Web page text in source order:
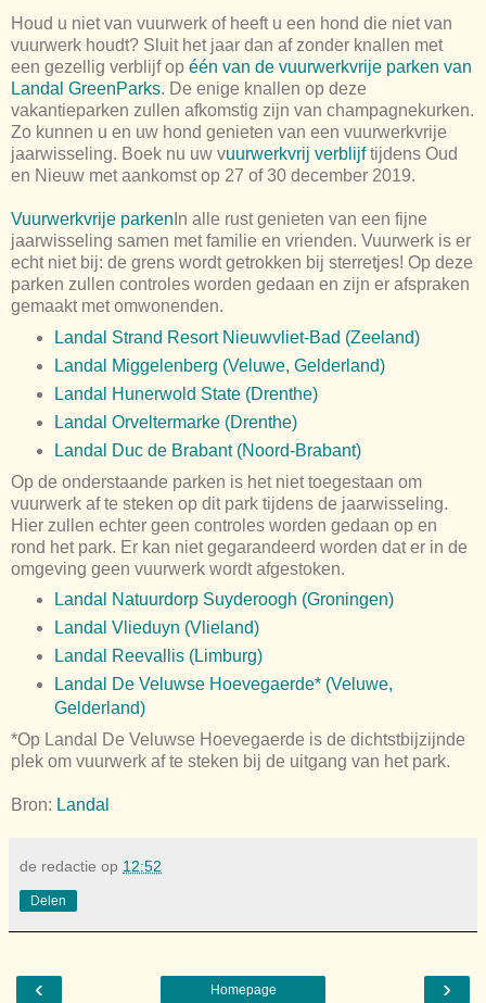
Houd u niet van vuurwerk of heeft u een hond die niet van
vuurwerk houdt? Sluit het jaar dan af zonder knallen met
een gezellig verblijf op één van de vuurwerkvrije parken van
Landal GreenParks. De enige knallen op deze
vakantieparken zullen afkomstig zijn van champagnekurken.
Zo kunnen u en uw hond genieten van een vuurwerkvrije
jaarwisseling. Boek nu uw vuurwerkvrij verblijftijdens Oud
en Nieuw met aankomst op 27 of 30 december 2019.
Vuurwerkvrije parken In alle rust genieten van een fijne
jaarwisseling samen met familie en vrienden. Vuurwerk is er
echt niet bij: de grens wordt getrokken bij sterretjes! Op deze
parken zullen controles worden gedaan en zijn er afspraken
gemaakt met omwonenden.
Landal Strand Resort Nieuwvliet-Bad (Zeeland)
Landal Miggelenberg (Veluwe, Gelderland)
Landal Hunerwold State (Drenthe)
Landal Orveltermarke (Drenthe)
Landal Duc de Brabant (Noord-Brabant)
Op de onderstaande parken is het niet toegestaan om
vuurwerk af te steken op dit park tijdens de jaarwisseling.
Hier zullen echter geen controles worden gedaan op en
rond het park. Er kan niet gegarandeerd worden dat er in de
omgeving geen vuurwerk wordt afgestoken.
Landal Natuurdorp Suyderoogh (Groningen)
Landal Vlieduyn (Vlieland)
Landal Reevallis (Limburg)
Landal De Veluwse Hoevegaerde* (Veluwe,
Gelderland)
*Op Landal De Veluwse Hoevegaerde is de dichtstbijzijnde
plek om vuurwerk af te steken bij de uitgang van het park.
Bron: Landal
de redactie op 12:52
Delen
‹ ›
Homepage